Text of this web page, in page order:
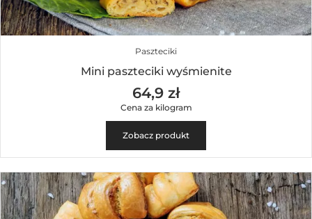
Paszteciki
Mini paszteciki wyśmienite
64,9 zł
Cena za kilogram
Zobacz produkt